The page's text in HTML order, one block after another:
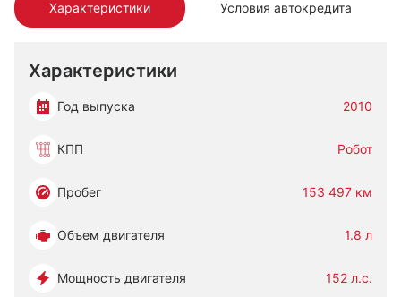
Характеристики Условия автокредита
Характеристики
Год выпуска 2010
КПП Робот
Пробег 153 497 км
Объем двигателя 1.8 л
Мощность двигателя 152 л.с.